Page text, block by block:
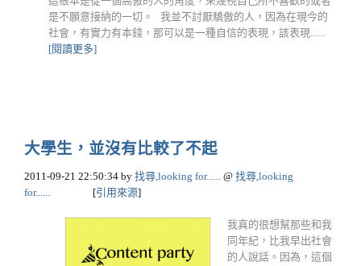
是不願意接納的一切。 我並不討厭驕傲的人，因為在現今的
社會，有實力有本錢，那可以是一種自信的表現，該表現......
[閱讀更多]
大學生，並沒有比較了不起
2011-09-21 22:50:34 by 找尋,looking for...... @ 找尋,looking
for......
[引用來源]
我真的很想幫那些和我
同年紀，比我早出社會
的人說話。因為，這個